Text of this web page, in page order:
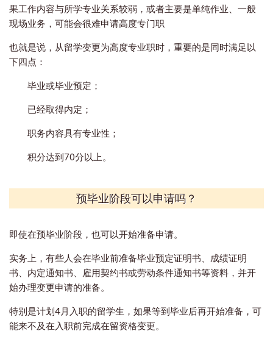
果工作内容与所学专业关系较弱，或者主要是单纯作业、一般
现场业务，可能会很难申请高度专门职
也就是说，从留学变更为高度专业职时，重要的是同时满足以
下四点：
毕业或毕业预定；
已经取得内定；
职务内容具有专业性；
积分达到70分以上。
预毕业阶段可以申请吗？
即使在预毕业阶段，也可以开始准备申请。
实务上，有些人会在毕业前准备毕业预定证明书、成绩证明
书、内定通知书、雇用契约书或劳动条件通知书等资料，并开
始办理变更申请的准备。
特别是计划4月入职的留学生，如果等到毕业后再开始准备，可
能来不及在入职前完成在留资格变更。